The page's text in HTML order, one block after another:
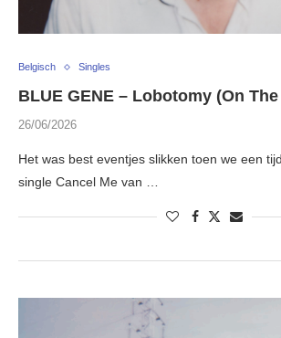
Belgisch Singles
BLUE GENE – Lobotomy (On
26/06/2026
Het was best eventjes slikken toen we een
single Cancel Me van …